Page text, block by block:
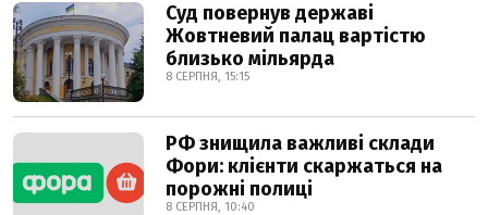
Суд повернув державі
Жовтневий палац вартістю
близько мільярда
8 СЕРПНЯ, 15:15
РФ знищила важливі склади
Фори: клієнти скаржаться на
порожні полиці
8 СЕРПНЯ, 10:40